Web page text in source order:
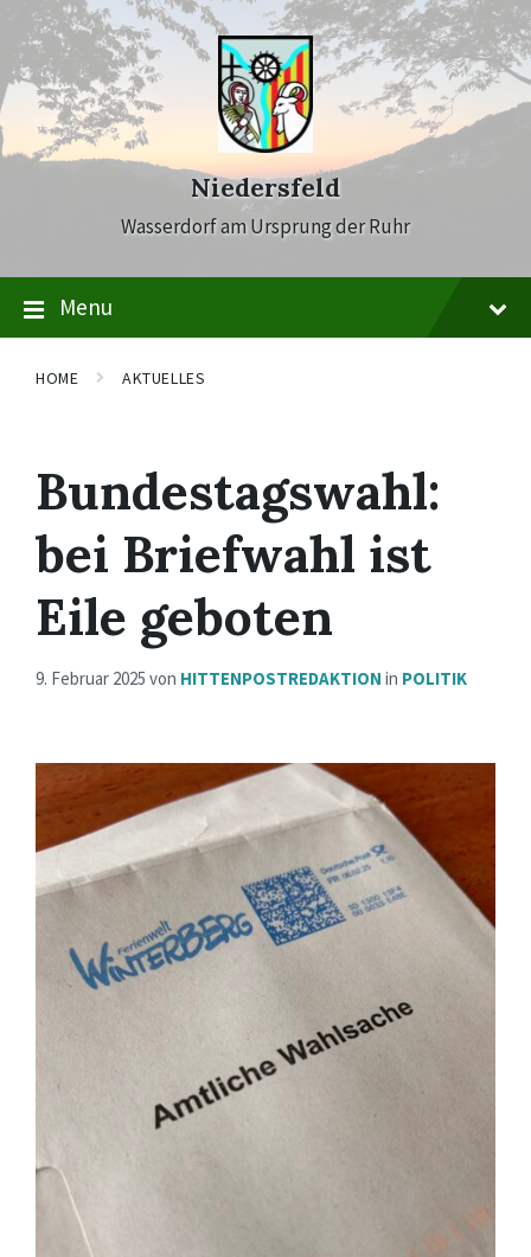
Skip
content
Skip
main
navigation
Skip
footer
Niedersfeld
Wasserdorf am Ursprung der Ruhr
Menu
HOME AKTUELLES
Bundestagswahl:
bei Briefwahl ist
Eile geboten
9. Februar 2025 von HITTENPOSTREDAKTION in POLITIK